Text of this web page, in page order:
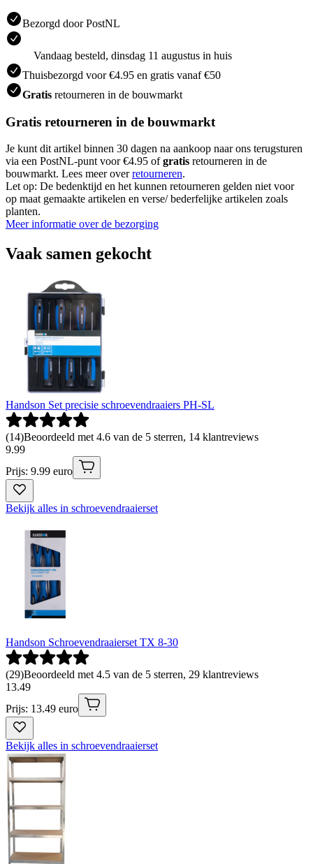
Bezorgd door PostNL
Vandaag besteld, dinsdag 11 augustus in huis
Thuisbezorgd voor €4.95 en gratis vanaf €50
Gratis retourneren in de bouwmarkt
Gratis retourneren in de bouwmarkt
Je kunt dit artikel binnen 30 dagen na aankoop naar ons terugsturen
via een PostNL-punt voor €4.95 ofgratis retourneren in de
bouwmarkt. Lees meer overretourneren.
Let op: De bedenktijd en het kunnen retourneren gelden niet voor
op maat gemaakte artikelen en verse/ bederfelijke artikelen zoals
planten.
Meer informatie over de bezorging
Vaak samen gekocht
Handson Set precisie schroevendraaiers PH-SL
(14)Beoordeeld met 4.6 van de 5 sterren, 14 klantreviews
9.99
Prijs: 9.99 euro
Bekijk alles in schroevendraaierset
Handson Schroevendraaierset TX 8-30
(29)Beoordeeld met 4.5 van de 5 sterren, 29 klantreviews
13.49
Prijs: 13.49 euro
Bekijk alles in schroevendraaierset